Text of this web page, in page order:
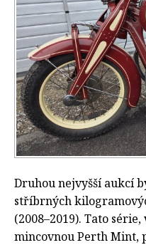
Druhou nejvyšší aukcí
stříbrných
(2008–2019). Tato
mincovnou Perth Mint,